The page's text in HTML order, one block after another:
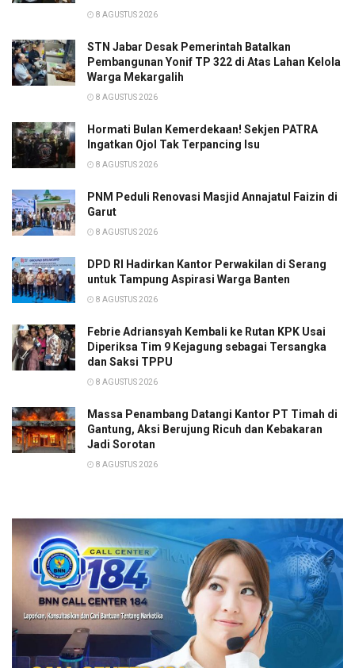
8 AGUSTUS 2026
STN Jabar Desak Pemerintah Batalkan
Pembangunan Yonif TP 322 di Atas Lahan Kelola
Warga Mekargalih
8 AGUSTUS 2026
Hormati Bulan Kemerdekaan! Sekjen PATRA
Ingatkan Ojol Tak Terpancing Isu
8 AGUSTUS 2026
PNM Peduli Renovasi Masjid Annajatul Faizin di
Garut
8 AGUSTUS 2026
DPD RI Hadirkan Kantor Perwakilan di Serang
untuk Tampung Aspirasi Warga Banten
8 AGUSTUS 2026
Febrie Adriansyah Kembali ke Rutan KPK Usai
Diperiksa Tim 9 Kejagung sebagai Tersangka
dan Saksi TPPU
8 AGUSTUS 2026
Massa Penambang Datangi Kantor PT Timah di
Gantung, Aksi Berujung Ricuh dan Kebakaran
Jadi Sorotan
8 AGUSTUS 2026